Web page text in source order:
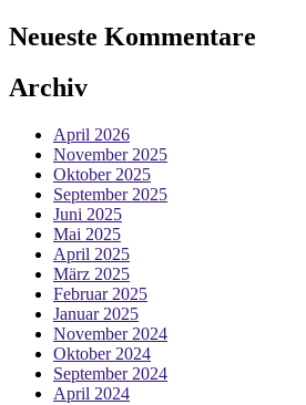
Neueste Kommentare
Archiv
April 2026
November 2025
Oktober 2025
September 2025
Juni 2025
Mai 2025
April 2025
März 2025
Februar 2025
Januar 2025
November 2024
Oktober 2024
September 2024
April 2024